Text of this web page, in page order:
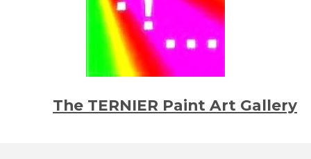
The TERNIER Paint Art Gallery